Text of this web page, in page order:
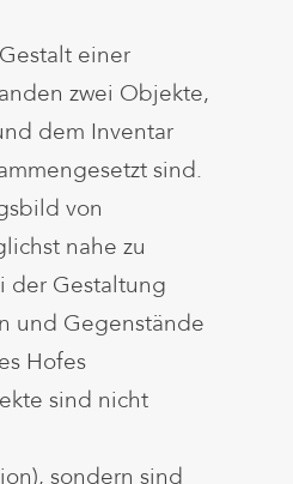
einer
zwei Objekte,
dem Inventar
sind.
von
nahe zu
der Gestaltung
und Gegenstände
Hofes
sind nicht
sondern sind